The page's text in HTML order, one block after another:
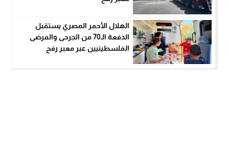
الهلال الأحمر المصري يستقبل
الدفعة الـ70 من الجرحى والمرضى
الفلسطينيين عبر معبر رفح